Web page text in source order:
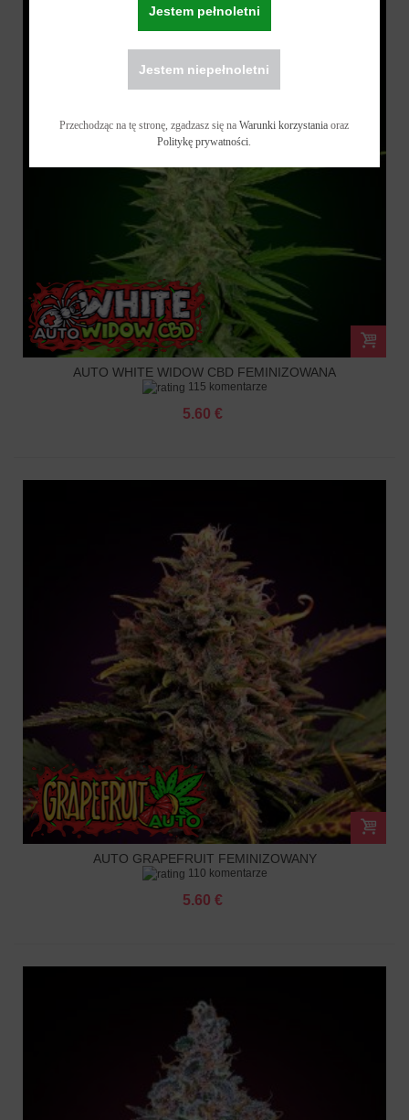
AUTO WHITE WIDOW CBD FEMINIZOWANA
115 komentarze
5.60 €
AUTO GRAPEFRUIT FEMINIZOWANY
110 komentarze
5.60 €
Jestem pełnoletni
Jestem niepełnoletni
Przechodząc na tę stronę, zgadzasz się naWarunki korzystania oraz
Politykę prywatności.